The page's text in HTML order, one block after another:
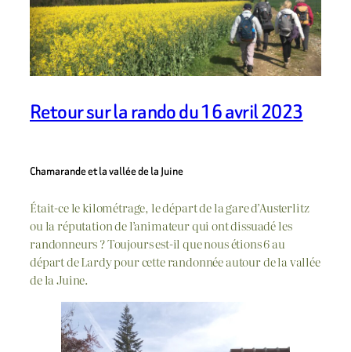
Retour sur la rando du 16 avril 2023
Chamarande et la vallée de la Juine
Était-ce le kilométrage, le départ de la gare d’Austerlitz
ou la réputation de l’animateur qui ont dissuadé les
randonneurs ? Toujours est-il que nous étions 6 au
départ de Lardy pour cette randonnée autour de la vallée
de la Juine.